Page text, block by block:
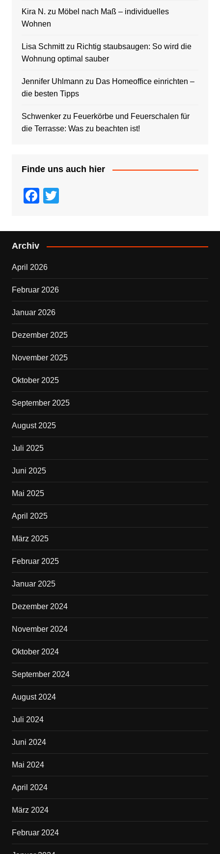
Kira N. zu Möbel nach Maß – individuelles
Wohnen
Lisa Schmittzu Richtig staubsaugen: So wird die
Wohnung optimal sauber
Jennifer Uhlmann zu Das Homeoffice einrichten –
die besten Tipps
Schwenkerzu Feuerkörbe und Feuerschalen für
die Terrasse: Was zu beachten ist!
Finde uns auch hier
F
c
e
o
o
k
tt
er
Archiv
April 2026
Februar 2026
Januar 2026
Dezember 2025
November 2025
Oktober 2025
September 2025
August 2025
Juli 2025
Juni 2025
Mai 2025
April 2025
März 2025
Februar 2025
Januar 2025
Dezember 2024
November 2024
Oktober 2024
September 2024
August 2024
Juli 2024
Juni 2024
Mai 2024
April 2024
März 2024
Februar 2024